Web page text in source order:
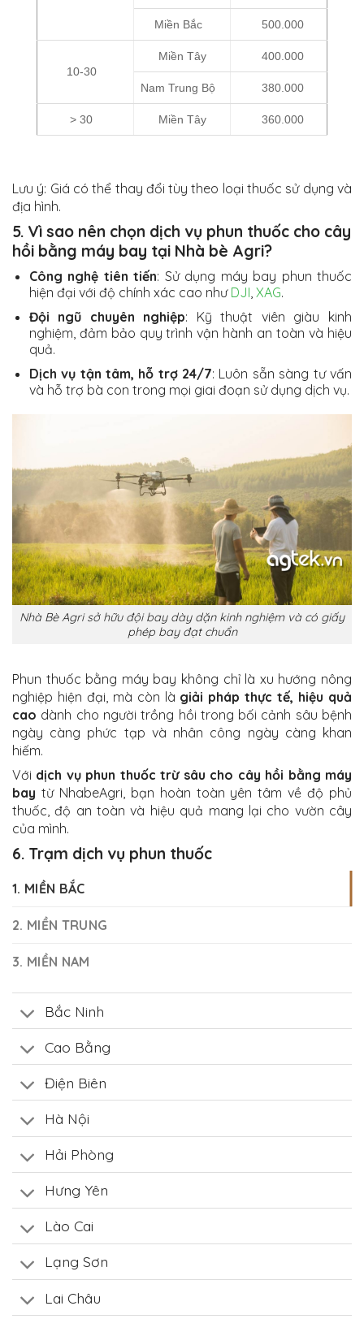
Miền Bắc 500.000
10-30
Miền Tây 400.000
Nam Trung Bộ 380.000
> 30 Miền Tây 360.000
Lưu ý: Giá có thể thay đổi tùy theo loại thuốc sử dụng và
địa hình.
5. Vì sao nên chọn dịch vụ phun thuốc cho cây
hồi bằng máy bay tại Nhà bè Agri?
Công nghệ tiên tiến: Sử dụng máy bay phun thuốc
hiện đại với độ chính xác cao như DJI, XAG.
Đội ngũ chuyên nghiệp: Kỹ thuật viên giàu kinh
nghiệm, đảm bảo quy trình vận hành an toàn và hiệu
quả.
Dịch vụ tận tâm, hỗ trợ 24/7: Luôn sẵn sàng tư vấn
và hỗ trợ bà con trong mọi giai đoạn sử dụng dịch vụ.
Nhà Bè Agri sở hữu đội bay dày dặn kinh nghiệm và có giấy
phép bay đạt chuẩn
Phun thuốc bằng máy bay không chỉ là xu hướng nông
nghiệp hiện đại, mà còn là giải pháp thực tế, hiệu quả
cao dành cho người trồng hồi trong bối cảnh sâu bệnh
ngày càng phức tạp và nhân công ngày càng khan
hiếm.
Với dịch vụ phun thuốc trừ sâu cho cây hồi bằng máy
bay từ NhabeAgri, bạn hoàn toàn yên tâm về độ phủ
thuốc, độ an toàn và hiệu quả mang lại cho vườn cây
của mình.
6. Trạm dịch vụ phun thuốc
1. MIỀN BẮC
2. MIỀN TRUNG
3. MIỀN NAM
Bắc Ninh
Cao Bằng
Điện Biên
Hà Nội
Hải Phòng
Hưng Yên
Lào Cai
Lạng Sơn
Lai Châu